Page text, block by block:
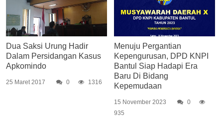
Dua Saksi Urung Hadir
Dalam Persidangan Kasus
Apkomindo
25 Maret 2017 0 1316
Menuju Pergantian
Kepengurusan, DPD KNPI
Bantul Siap Hadapi Era
Baru Di Bidang
Kepemudaan
15 November 2023
0
935